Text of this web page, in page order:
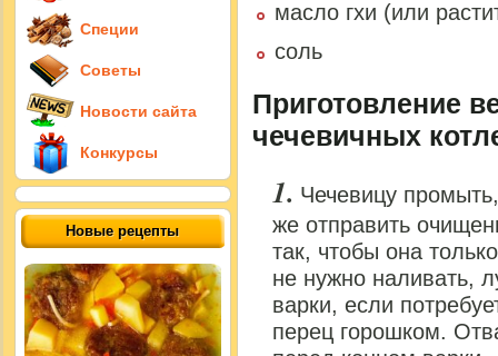
масло гхи (или
соль
Приготовление
чечевичных
Чечевицу
же отправить
так, чтобы она
не нужно наливать,
варки, если
перец горошком.
Специи
Советы
Новости сайта
Конкурсы
Новые рецепты